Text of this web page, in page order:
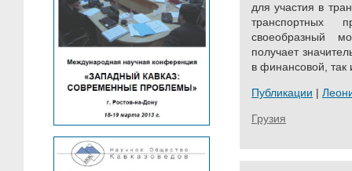
для участия в
транспортных
своеобразный
получает
в финансовой, так
Публикации |
Грузия